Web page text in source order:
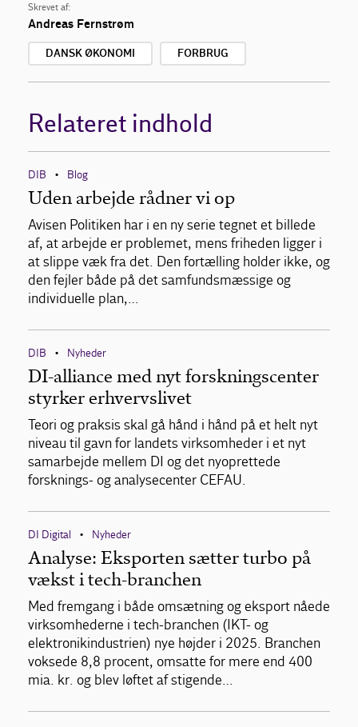
Skrevet af:
Andreas Fernstrøm
DANSK ØKONOMI FORBRUG
Relateret indhold
DIB • Blog
Uden arbejde rådner vi op
Avisen Politiken har i en ny serie tegnet et billede
af, at arbejde er problemet, mens friheden ligger i
at slippe væk fra det. Den fortælling holder ikke, og
den fejler både på det samfundsmæssige og
individuelle plan,…
DIB • Nyheder
DI-alliance med nyt forskningscenter
styrker erhvervslivet
Teori og praksis skal gå hånd i hånd på et helt nyt
niveau til gavn for landets virksomheder i et nyt
samarbejde mellem DI og det nyoprettede
forsknings- og analysecenter CEFAU.
DI Digital • Nyheder
Analyse: Eksporten sætter turbo på
vækst i tech-branchen
Med fremgang i både omsætning og eksport nåede
virksomhederne i tech-branchen (IKT- og
elektronikindustrien) nye højder i 2025. Branchen
voksede 8,8 procent, omsatte for mere end 400
mia. kr. og blev løftet af stigende…